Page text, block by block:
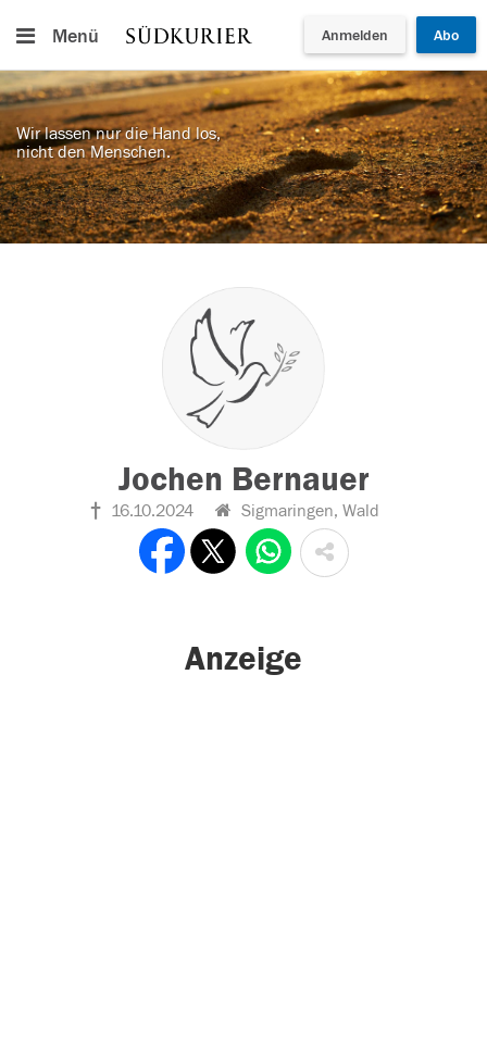
Menü Anmelden Abo
Wir lassen nur die Hand los,
nicht den Menschen.
Jochen Bernauer
16.10.2024 Sigmaringen, Wald
Anzeige